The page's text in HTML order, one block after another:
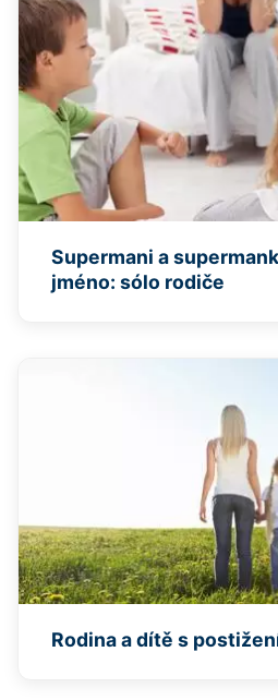
Supermani a
jméno: sólo rodiče
Rodina a dítě s